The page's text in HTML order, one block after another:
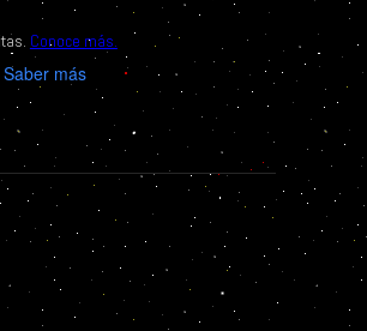
Saber más